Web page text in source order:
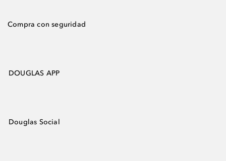
Compra con seguridad
DOUGLAS APP
Douglas Social